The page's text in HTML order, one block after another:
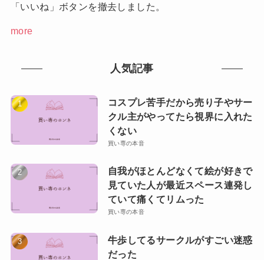
「いいね」ボタンを撤去しました。
more
人気記事
コスプレ苦手だから売り子やサー
クル主がやってたら視界に入れた
くない
買い専の本音
自我がほとんどなくて絵が好きで
見ていた人が最近スペース連発し
ていて痛くてリムった
買い専の本音
牛歩してるサークルがすごい迷惑
だった